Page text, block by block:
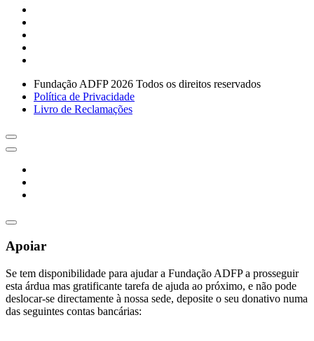
Fundação ADFP 2026 Todos os direitos reservados
Política de Privacidade
Livro de Reclamações
Apoiar
Se tem disponibilidade para ajudar a Fundação ADFP a prosseguir
esta árdua mas gratificante tarefa de ajuda ao próximo, e não pode
deslocar-se directamente à nossa sede, deposite o seu donativo numa
das seguintes contas bancárias: